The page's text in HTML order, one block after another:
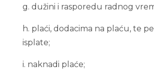
g. dužini i rasporedu radnog
h. plaći, dodacima na plaću, te
isplate;
i. naknadi plaće;